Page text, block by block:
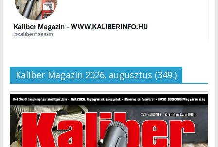
Kaliber Magazin 2026. augusztus (349.)